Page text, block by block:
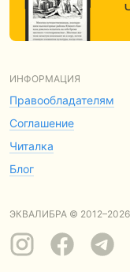
ИНФОРМАЦИЯ
Правообладателям
Соглашение
Читалка
Блог
ЭКВАЛИБРА © 2012–2026